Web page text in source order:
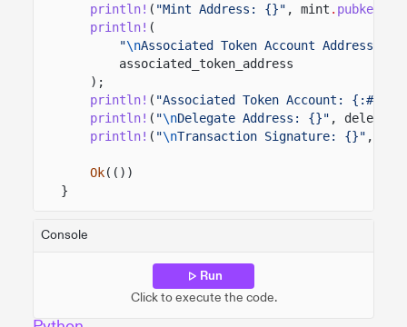
println! ( "Mint Address: {}" , mint . pubkey
println! (
"\nAssociated Token Account Address:
associated_token_address
);
println! ( "Associated Token Account: {:#?}"
println! ( "\nDelegate Address: {}" , delegate
println! ( "\nTransaction Signature: {}" ,
Ok(())
}
Console
Run
Click to execute the code.